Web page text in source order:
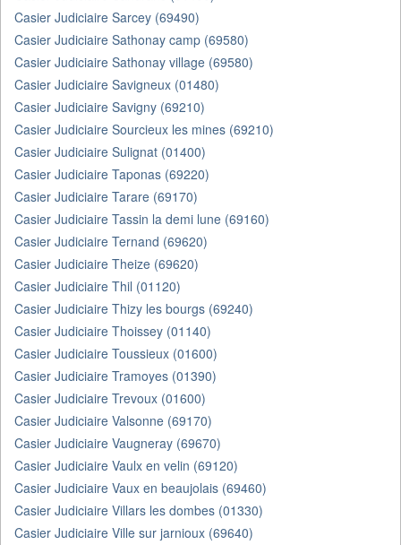
Casier Judiciaire Sarcey (69490)
Casier Judiciaire Sathonay camp (69580)
Casier Judiciaire Sathonay village (69580)
Casier Judiciaire Savigneux (01480)
Casier Judiciaire Savigny (69210)
Casier Judiciaire Sourcieux les mines (69210)
Casier Judiciaire Sulignat (01400)
Casier Judiciaire Taponas (69220)
Casier Judiciaire Tarare (69170)
Casier Judiciaire Tassin la demi lune (69160)
Casier Judiciaire Ternand (69620)
Casier Judiciaire Theize (69620)
Casier Judiciaire Thil (01120)
Casier Judiciaire Thizy les bourgs (69240)
Casier Judiciaire Thoissey (01140)
Casier Judiciaire Toussieux (01600)
Casier Judiciaire Tramoyes (01390)
Casier Judiciaire Trevoux (01600)
Casier Judiciaire Valsonne (69170)
Casier Judiciaire Vaugneray (69670)
Casier Judiciaire Vaulx en velin (69120)
Casier Judiciaire Vaux en beaujolais (69460)
Casier Judiciaire Villars les dombes (01330)
Casier Judiciaire Ville sur jarnioux (69640)